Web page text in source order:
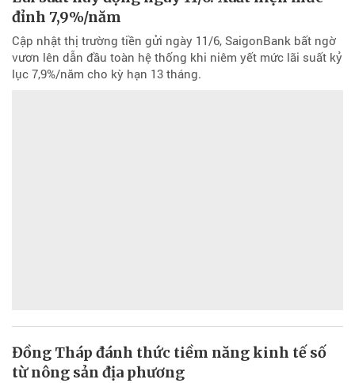
đỉnh 7,9%/năm
Cập nhật thị trường tiền gửi ngày 11/6, SaigonBank bất ngờ
vươn lên dẫn đầu toàn hệ thống khi niêm yết mức lãi suất kỷ
lục 7,9%/năm cho kỳ hạn 13 tháng.
Đồng Tháp đánh thức tiềm năng kinh tế số
từ nông sản địa phương